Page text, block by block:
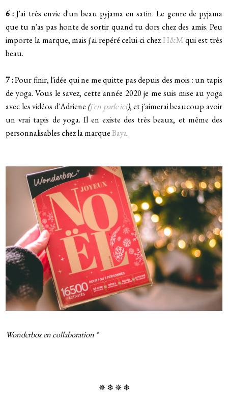
6 :J'ai très envie d'un beau pyjama en satin. Le genre de pyjama
que tu n'as pas honte de sortir quand tu dors chez des amis. Peu
importe la marque, mais j'ai repéré celui-ci chezH&Mqui est très
beau.
7 :Pour finir, l'idée qui ne me quitte pas depuis des mois : un tapis
de yoga. Vous le savez, cette année 2020 je me suis mise au yoga
avec les vidéos d'Adriene (j'en parle ici), et j'aimerai beaucoup avoir
un vrai tapis de yoga. Il en existe des très beaux, et même des
personnalisables chez la marqueBaya.
Wonderbox en collaboration *
✵ ❄ ✵ ❄